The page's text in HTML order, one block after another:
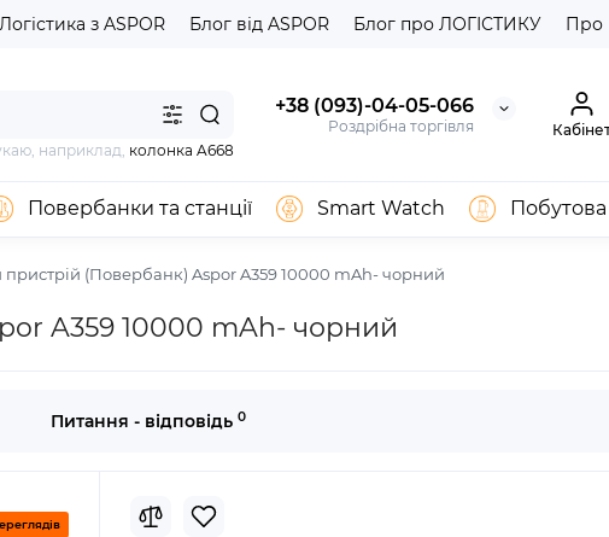
Логістика з ASPOR Блог від ASPOR Блог про ЛОГІСТИКУ Про
+38 (093)-04-05-066
Роздрібна торгівля
наприклад, колонка A668
Повербанки та станції Smart Watch Побутова
(Повербанк) Aspor A359 10000 mAh- чорний
A359 10000 mAh- чорний
Питання - відповідь 0